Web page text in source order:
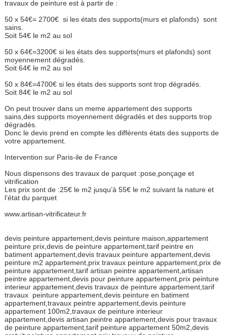
travaux de peinture est à partir de :
50 x 54€= 2700€ si les états des supports(murs et plafonds) sont
sains.
Soit 54€ le m2 au sol
50 x 64€=3200€ si les états des supports(murs et plafonds) sont
moyennement dégradés.
Soit 64€ le m2 au sol
50 x 84€=4700€ si les états des supports sont trop dégradés.
Soit 84€ le m2 au sol
On peut trouver dans un meme appartement des supports
sains,des supports moyennement dégradés et des supports trop
dégradés.
Donc le devis prend en compte les différents états des supports de
votre appartement.
Intervention sur Paris-ile de France
Nous dispensons des travaux de parquet :pose,ponçage et
vitrification
Les prix sont de :25€ le m2 jusqu’à 55€ le m2 suivant la nature et
l’état du parquet
www.artisan-vitrificateur.fr
devis peinture appartement,devis peinture maison,appartement
peinture prix,devis de peinture appartement,tarif peintre en
batiment appartement,devis travaux peinture appartement,devis
peinture m2 appartement,prix travaux peinture appartement,prix de
peinture appartement,tarif artisan peintre appartement,artisan
peintre appartement,devis pour peinture appartement,prix peinture
interieur appartement,devis travaux de peinture appartement,tarif
travaux peinture appartement,devis peinture en batiment
appartement,travaux peintre appartement,devis peinture
appartement 100m2,travaux de peinture interieur
appartement,devis artisan peintre appartement,devis pour travaux
de peinture appartement,tarif peinture appartement 50m2,devis